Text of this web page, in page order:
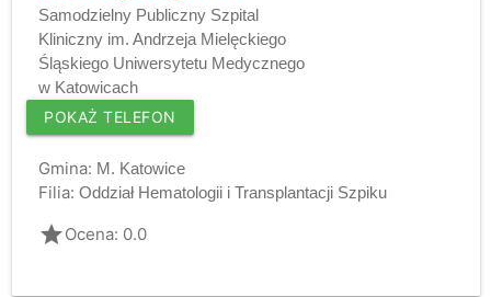
Samodzielny Publiczny Szpital
Kliniczny im. Andrzeja Mielęckiego
Śląskiego Uniwersytetu Medycznego
w Katowicach
POKAŻ TELEFON
Gmina: M. Katowice
Filia: Oddział Hematologii i Transplantacji Szpiku
gradeOcena: 0.0